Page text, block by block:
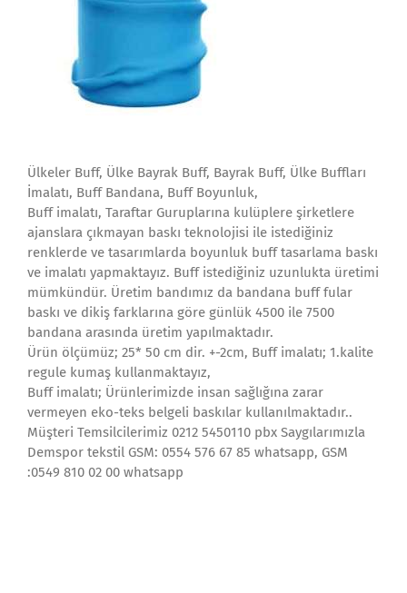
Ülkeler Buff, Ülke Bayrak Buff, Bayrak Buff, Ülke Buffları
İmalatı, Buff Bandana, Buff Boyunluk,
Buff imalatı, Taraftar Guruplarına kulüplere şirketlere
ajanslara çıkmayan baskı teknolojisi ile istediğiniz
renklerde ve tasarımlarda boyunluk buff tasarlama baskı
ve imalatı yapmaktayız. Buff istediğiniz uzunlukta üretimi
mümkündür. Üretim bandımız da bandana buff fular
baskı ve dikiş farklarına göre günlük 4500 ile 7500
bandana arasında üretim yapılmaktadır.
Ürün ölçümüz; 25* 50 cm dir. +-2cm, Buff imalatı; 1.kalite
regule kumaş kullanmaktayız,
Buff imalatı; Ürünlerimizde insan sağlığına zarar
vermeyen eko-teks belgeli baskılar kullanılmaktadır..
Müşteri Temsilcilerimiz 0212 5450110 pbx Saygılarımızla
Demspor tekstil GSM: 0554 576 67 85 whatsapp, GSM
:0549 810 02 00 whatsapp